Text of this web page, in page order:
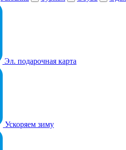
Эл. подарочная карта
Ускоряем зиму